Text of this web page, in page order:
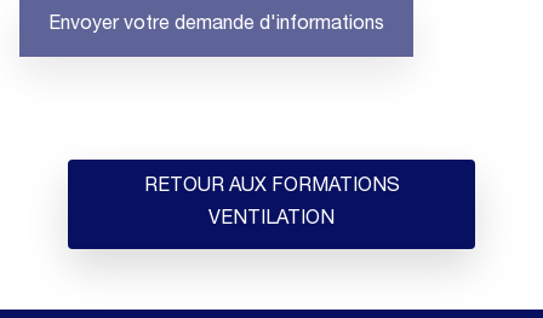
Envoyer votre demande d'informations
RETOUR AUX FORMATIONS
VENTILATION